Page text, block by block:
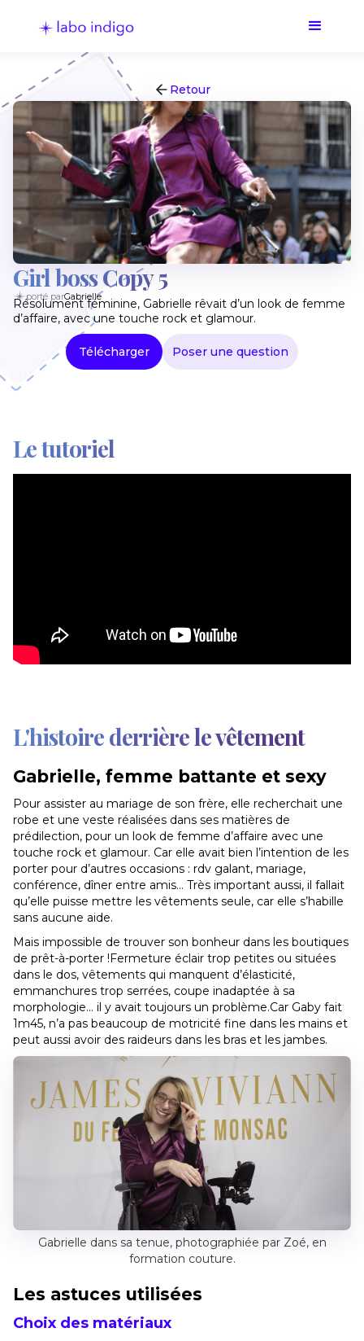
Retour
Girl boss Copy 5
porté parGabrielle
Résolument féminine, Gabrielle rêvait d’un look de femme
d’affaire, avec une touche rock et glamour.
Télécharger Poser une question
Le tutoriel
L'histoire derrière le vêtement
Gabrielle, femme battante et sexy
Pour assister au mariage de son frère, elle recherchait une
robe et une veste réalisées dans ses matières de
prédilection, pour un look de femme d’affaire avec une
touche rock et glamour. Car elle avait bien l’intention de les
porter pour d’autres occasions : rdv galant, mariage,
conférence, dîner entre amis… Très important aussi, il fallait
qu’elle puisse mettre les vêtements seule, car elle s’habille
sans aucune aide.
Mais impossible de trouver son bonheur dans les boutiques
de prêt-à-porter !Fermeture éclair trop petites ou situées
dans le dos, vêtements qui manquent d’élasticité,
emmanchures trop serrées, coupe inadaptée à sa
morphologie… il y avait toujours un problème.Car Gaby fait
1m45, n’a pas beaucoup de motricité fine dans les mains et
peut aussi avoir des raideurs dans les bras et les jambes.
Gabrielle dans sa tenue, photographiée par Zoé, en
formation couture.
Les astuces utilisées
Choix des matériaux